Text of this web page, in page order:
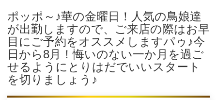
ポッポ～♪華の金曜日！人気の鳥娘達
が出勤しますので、ご来店の際はお早
目にご予約をオススメしますパゥ♪今
日から8月！悔いのない一か月を過ご
せるようにとりはだでいいスタート
を切りましょう♪